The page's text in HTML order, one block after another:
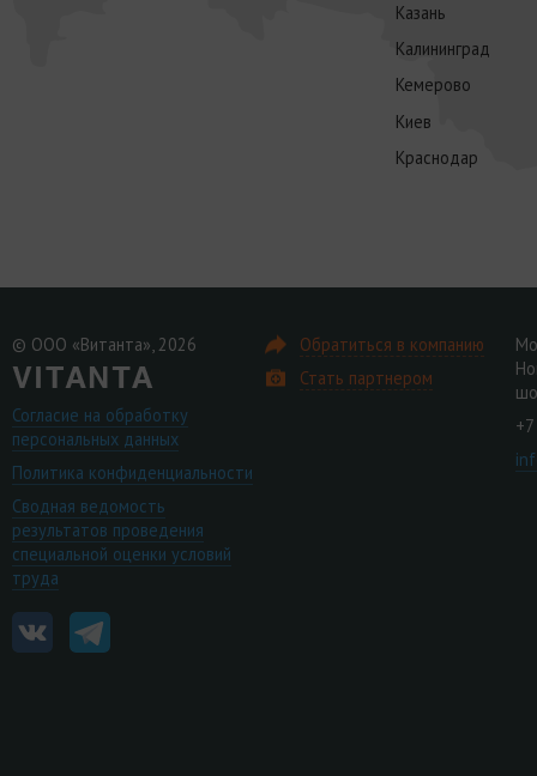
Казань
Калининград
Кемерово
Киев
Краснодар
© ООО «Витанта», 2026
Согласие на обработку
персональных данных
Политика конфиденциальности
Сводная ведомость
результатов проведения
специальной оценки условий
труда
Обратиться в компанию
Стать партнером